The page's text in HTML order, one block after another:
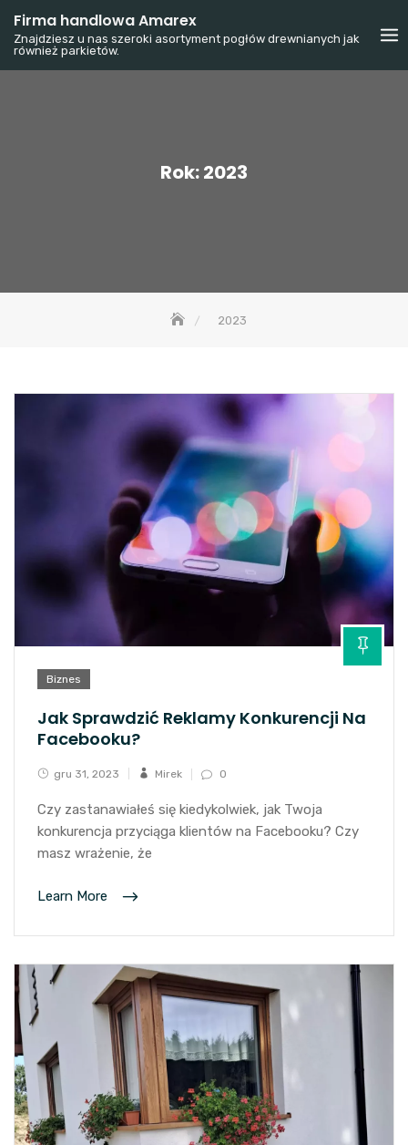
Skip
content
Firma handlowa Amarex
Znajdziesz u nas szeroki asortyment pogłów drewnianych jak
również parkietów.
Rok:2023
2023
Biznes
Jak Sprawdzić Reklamy Konkurencji Na
Facebooku?
gru 31, 2023 Mirek 0
Czy zastanawiałeś się kiedykolwiek, jak Twoja
konkurencja przyciąga klientów na Facebooku? Czy
masz wrażenie, że
Learn More